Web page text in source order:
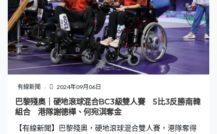
金。
有線新聞 2024年09月06日
巴黎殘奧｜硬地滾球混合BC3級雙人賽 5比3反勝南韓
組合 港隊謝德樺、何宛淇奪金
【有線新聞】巴黎殘奧，硬地滾球混合雙人賽，港隊奪得